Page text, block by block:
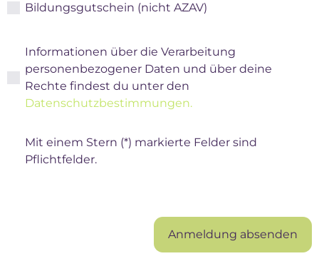
Bildungsgutschein (nicht AZAV)
Informationen über die Verarbeitung
personenbezogener Daten und über deine
Rechte findest du unter den
Datenschutzbestimmungen.
Mit einem Stern (*) markierte Felder sind
Pflichtfelder.
Anmeldung absenden